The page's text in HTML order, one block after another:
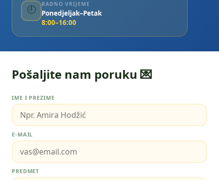
🕘 RADNO VRIJEME
Ponedjeljak–Petak
8:00–16:00
Pošaljite nam poruku 💌
IME I PREZIME
E-MAIL
PREDMET